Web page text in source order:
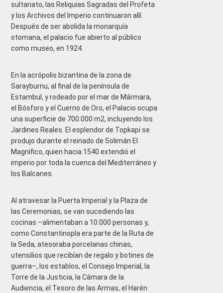
sultanato, las Reliquias Sagradas del Profeta
y los Archivos del Imperio continuaron allí.
Después de ser abolida la monarquía
otomana, el palacio fue abierto al público
como museo, en 1924.
En la acrópolis bizantina de la zona de
Sarayburnu, al final de la península de
Estambul, y rodeado por el mar de Mármara,
el Bósforo y el Cuerno de Oro, el Palacio ocupa
una superficie de 700.000 m2, incluyendo los
Jardines Reales. El esplendor de Topkapi se
produjo durante el reinado de Solimán El
Magnífico, quien hacia 1540 extendió el
imperio por toda la cuenca del Mediterráneo y
los Balcanes.
Al atravesar la Puerta Imperial y la Plaza de
las Ceremonias, se van sucediendo las
cocinas –alimentaban a 10.000 personas y,
como Constantinopla era parte de la Ruta de
la Seda, atesoraba porcelanas chinas,
utensilios que recibían de regalo y botines de
guerra–, los establos, el Consejo Imperial, la
Torre de la Justicia, la Cámara de la
Audiencia, el Tesoro de las Armas, el Harén